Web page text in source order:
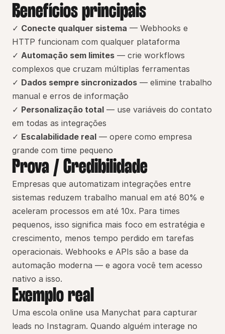
Benefícios principais
✓ Conecte qualquer sistema — Webhooks e
HTTP funcionam com qualquer plataforma
✓ Automação sem limites — crie workflows
complexos que cruzam múltiplas ferramentas
✓ Dados sempre sincronizados — elimine trabalho
manual e erros de informação
✓ Personalização total — use variáveis do contato
em todas as integrações
✓ Escalabilidade real — opere como empresa
grande com time pequeno
Prova / Credibilidade
Empresas que automatizam integrações entre
sistemas reduzem trabalho manual em até 80% e
aceleram processos em até 10x. Para times
pequenos, isso significa mais foco em estratégia e
crescimento, menos tempo perdido em tarefas
operacionais. Webhooks e APIs são a base da
automação moderna — e agora você tem acesso
nativo a isso.
Exemplo real
Uma escola online usa Manychat para capturar
leads no Instagram. Quando alguém interage no